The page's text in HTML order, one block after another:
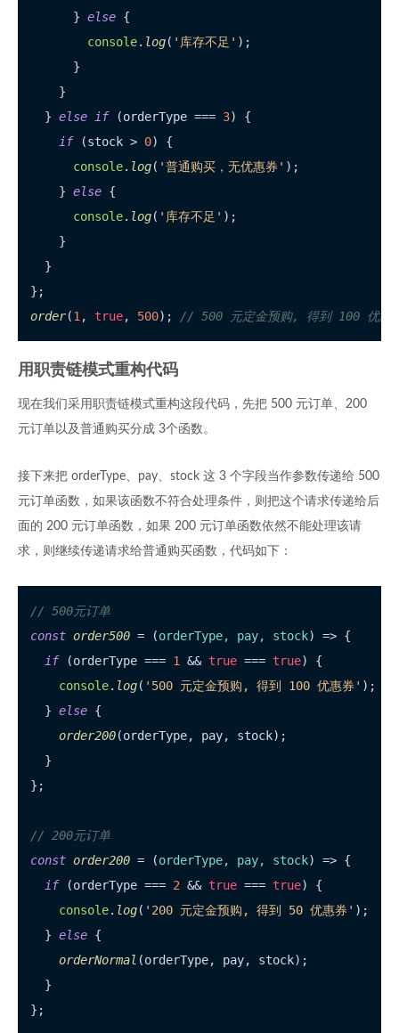
      }
else {
console. log( '库存不足' );
      }
    }
  }
else if (orderType === 3) {
if (stock > 0) {
console. log( '普通购买，无优惠券' );
    }
else {
console. log( '库存不足' );
    }
  }
order(1 , true, 500); // 500 元定金预购, 得到 100 优惠
用职责链模式重构代码
现在我们采用职责链模式重构这段代码，先把 500 元订单、200
元订单以及普通购买分成 3个函数。
接下来把 orderType、pay、stock 这 3 个字段当作参数传递给 500
元订单函数，如果该函数不符合处理条件，则把这个请求传递给后
面的 200 元订单函数，如果 200 元订单函数依然不能处理该请
求，则继续传递请求给普通购买函数，代码如下：
// 500元订单
const order500 = (orderType, pay, stock) => {
if (orderType === 1 && true === true) {
console. log( '500 元定金预购, 得到 100 优惠券' );
  }
else {
order200(orderType, pay, stock);
  }
};
// 200元订单
const order200 = (orderType, pay, stock) => {
if (orderType === 2 && true === true) {
console. log( '200 元定金预购, 得到 50 优惠券' );
  }
else {
orderNormal (orderType, pay, stock);
  }
};